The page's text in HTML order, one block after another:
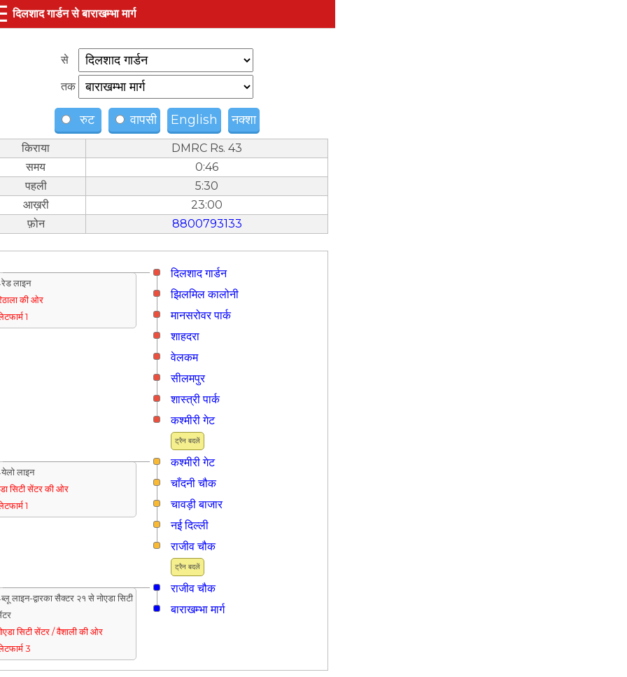
दिलशाद गार्डन से बाराखम्भा मार्ग
से
तक
रुट वापसी English नक्शा
किराया
DMRC Rs. 43
समय
0:46
पहली
5:30
आख़री
23:00
फ़ोन
8800793133
दिलशाद गार्डन
लाइन
की ओर
1
झिलमिल कालोनी
मानसरोवर पार्क
शाहदरा
वेलकम
सीलमपुर
शास्त्री पार्क
ट्रैन बदलें
कश्मीरी गेट
कश्मीरी गेट
लाइन
सिटी सेंटर की ओर
1
चाँदनी चौक
चावड़ी बाजार
नई दिल्ली
ट्रैन बदलें
राजीव चौक
राजीव चौक
लाइन-द्वारका सैक्टर २१ से नोएडा सिटी
सिटी सेंटर / वैशाली की ओर
3
बाराखम्भा मार्ग